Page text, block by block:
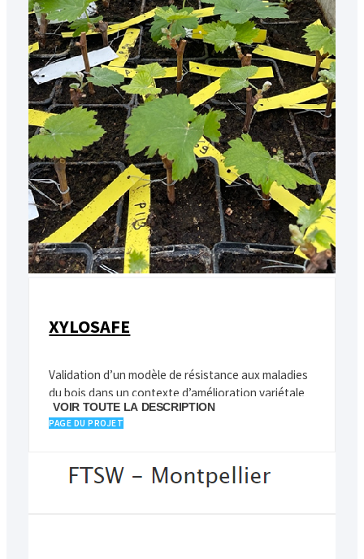
XYLOSAFE
Validation d’un modèle de résistance aux maladies
du bois dans un contexte d’amélioration variétale
chez la vigne
VOIR TOUTE LA DESCRIPTION
PAGE DU PROJET